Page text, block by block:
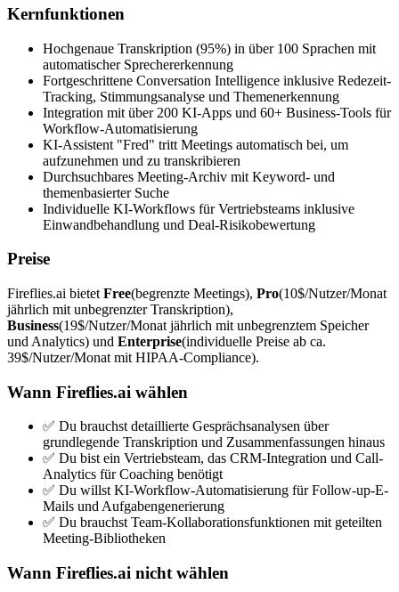
Kernfunktionen
Hochgenaue Transkription (95%) in über 100 Sprachen mit
automatischer Sprechererkennung
Fortgeschrittene Conversation Intelligence inklusive Redezeit-
Tracking, Stimmungsanalyse und Themenerkennung
Integration mit über 200 KI-Apps und 60+ Business-Tools für
Workflow-Automatisierung
KI-Assistent "Fred" tritt Meetings automatisch bei, um
aufzunehmen und zu transkribieren
Durchsuchbares Meeting-Archiv mit Keyword- und
themenbasierter Suche
Individuelle KI-Workflows für Vertriebsteams inklusive
Einwandbehandlung und Deal-Risikobewertung
Preise
Fireflies.ai bietet Free(begrenzte Meetings), Pro(10$/Nutzer/Monat
jährlich mit unbegrenzter Transkription),
Business(19$/Nutzer/Monat jährlich mit unbegrenztem Speicher
und Analytics) und Enterprise(individuelle Preise ab ca.
39$/Nutzer/Monat mit HIPAA-Compliance).
Wann Fireflies.ai wählen
✅ Du brauchst detaillierte Gesprächsanalysen über
grundlegende Transkription und Zusammenfassungen hinaus
✅ Du bist ein Vertriebsteam, das CRM-Integration und Call-
Analytics für Coaching benötigt
✅ Du willst KI-Workflow-Automatisierung für Follow-up-E-
Mails und Aufgabengenerierung
✅ Du brauchst Team-Kollaborationsfunktionen mit geteilten
Meeting-Bibliotheken
Wann Fireflies.ai nicht wählen